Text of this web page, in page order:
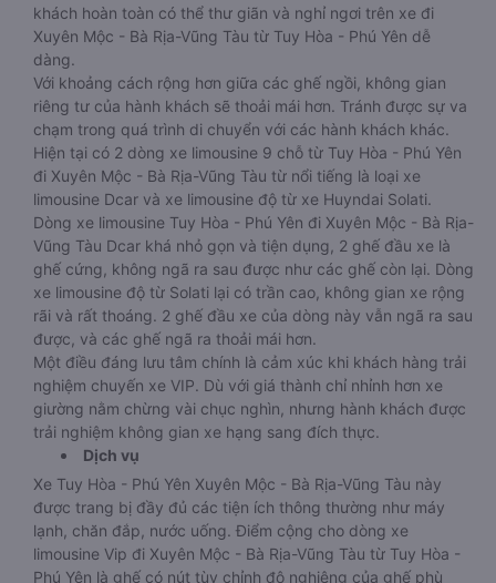
khách hoàn toàn có thể thư giãn và nghỉ ngơi trên xe đi
Xuyên Mộc - Bà Rịa-Vũng Tàu từ Tuy Hòa - Phú Yên dễ
dàng.
Với khoảng cách rộng hơn giữa các ghế ngồi, không gian
riêng tư của hành khách sẽ thoải mái hơn. Tránh được sự va
chạm trong quá trình di chuyển với các hành khách khác.
Hiện tại có 2 dòng xe limousine 9 chỗ từ Tuy Hòa - Phú Yên
đi Xuyên Mộc - Bà Rịa-Vũng Tàu từ nổi tiếng là loại xe
limousine Dcar và xe limousine độ từ xe Huyndai Solati.
Dòng xe limousine Tuy Hòa - Phú Yên đi Xuyên Mộc - Bà Rịa-
Vũng Tàu Dcar khá nhỏ gọn và tiện dụng, 2 ghế đầu xe là
ghế cứng, không ngã ra sau được như các ghế còn lại. Dòng
xe limousine độ từ Solati lại có trần cao, không gian xe rộng
rãi và rất thoáng. 2 ghế đầu xe của dòng này vẫn ngã ra sau
được, và các ghế ngã ra thoải mái hơn.
Một điều đáng lưu tâm chính là cảm xúc khi khách hàng trải
nghiệm chuyến xe VIP. Dù với giá thành chỉ nhỉnh hơn xe
giường nằm chừng vài chục nghìn, nhưng hành khách được
trải nghiệm không gian xe hạng sang đích thực.
Dịch vụ
Xe Tuy Hòa - Phú Yên Xuyên Mộc - Bà Rịa-Vũng Tàu này
được trang bị đầy đủ các tiện ích thông thường như máy
lạnh, chăn đắp, nước uống. Điểm cộng cho dòng xe
limousine Vip đi Xuyên Mộc - Bà Rịa-Vũng Tàu từ Tuy Hòa -
Phú Yên là ghế có nút tùy chỉnh độ nghiêng của ghế phù